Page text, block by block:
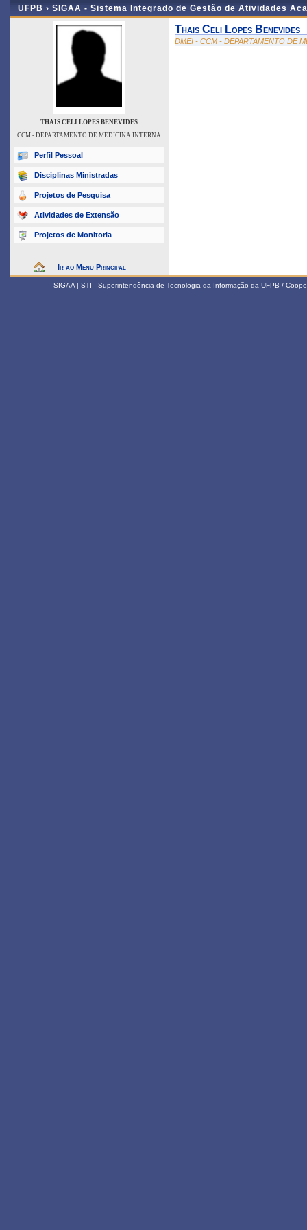
UFPB › SIGAA - Sistema Integrado de Gestão de Atividades
THAIS CELI LOPES BENEVIDES
CCM - DEPARTAMENTO DE MEDICINA INTERNA
Perfil Pessoal
Disciplinas Ministradas
Projetos de Pesquisa
Atividades de Extensão
Projetos de Monitoria
Ir ao Menu Principal
Thais Celi Lopes Benevides
DMEI - CCM - DEPARTAMENTO DE
SIGAA | STI - Superintendência de Tecnologia da Informação da UFPB /